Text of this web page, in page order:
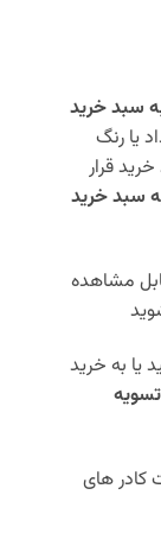
سبد خرید
یا رنگ
قرار
سبد خرید
مشاهده
یا به خرید
تسویه
کادر های